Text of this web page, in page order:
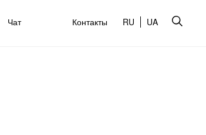
Чат Контакты RU UA